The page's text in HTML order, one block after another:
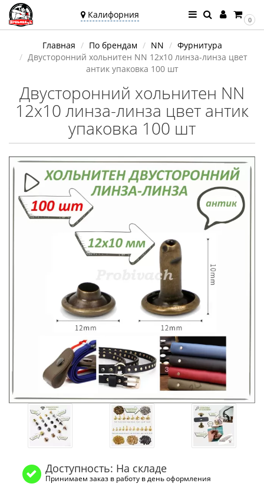
Калифорния
Ваш город —
Калифорния
Угадали?
0
Главная По брендам NN
Фурнитура
Двусторонний хольнитен NN 12х10 линза-линза цвет
антик упаковка 100 шт
Двусторонний хольнитен NN
12х10 линза-линза цвет антик
упаковка 100 шт
Доступность: На складе
Принимаем заказ в работу в день оформления